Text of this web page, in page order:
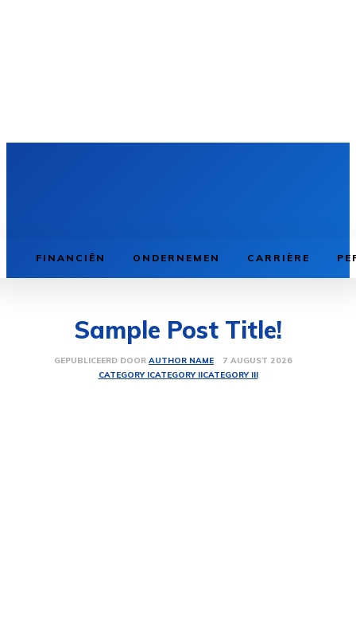
FINANCIËN ONDERNEMEN CARRIÈRE
Sample Post Title!
GEPUBLICEERD DOOR AUTHOR NAME
7 AUGUST 2026
CATEGORY ICATEGORY IICATEGORY III